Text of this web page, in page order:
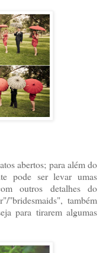
abertos; para além do
pode ser levar umas
outros detalhes do
"bridesmaids", também
para tirarem algumas